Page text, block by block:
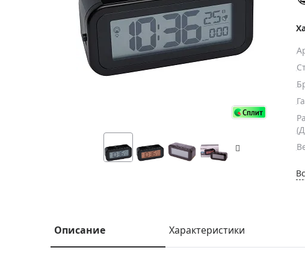
Прицелы
Фотогаджеты
Метеостанции, барометры, часы
Discovery (Дискавери)
Подарки
Хиты продаж
Распродажа
Распродажа
Описание Характеристики